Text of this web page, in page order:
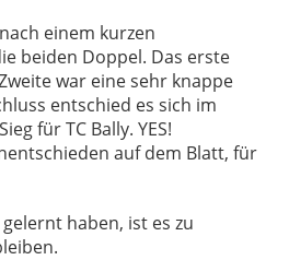
einem kurzen
beiden Doppel. Das erste
war eine sehr knappe
entschied es sich im
für TC Bally. YES!
auf dem Blatt, für
haben, ist es zu